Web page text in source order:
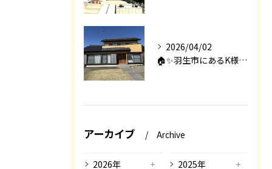
2026/04/02
🏠✨羽生市にあるK様邸は、2008年に㈱エアロックで新築され...
アーカイブ Archive
2026年 2025年